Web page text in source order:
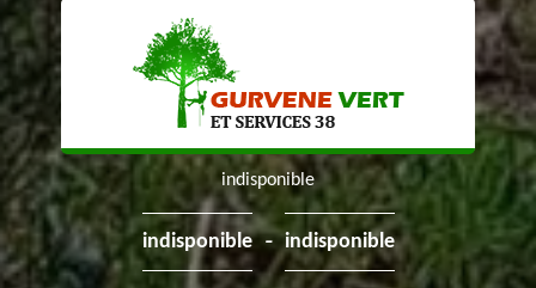
indisponible
indisponible - indisponible